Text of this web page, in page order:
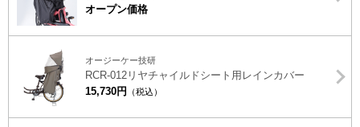
オープン価格
オージーケー技研
RCR-012リヤチャイルドシート用レインカバー
15,730円
（税込）